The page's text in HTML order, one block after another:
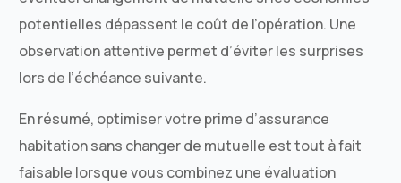
potentielles dépassent le coût de l’opération. Une
observation attentive permet d’éviter les surprises
lors de l’échéance suivante.
En résumé, optimiser votre prime d’assurance
habitation sans changer de mutuelle est tout à fait
faisable lorsque vous combinez une évaluation